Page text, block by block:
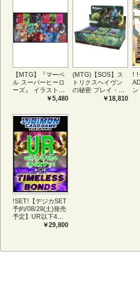
【MTG】『マーベ
ル スーパーヒーロ
ーズ』 イラストコ
レクション 54種コ
アートカード(JPN)
￥5,480
(MTG)【SOS】ス
トリクスヘイヴン
の秘密 プレイ・ブ
ースター1BOX日本
￥18,810
!
ン
!SET!【デジカSET
予約/08/29(土)発売
予定】UR以下4コ
ンセット 【BT-￥29,800